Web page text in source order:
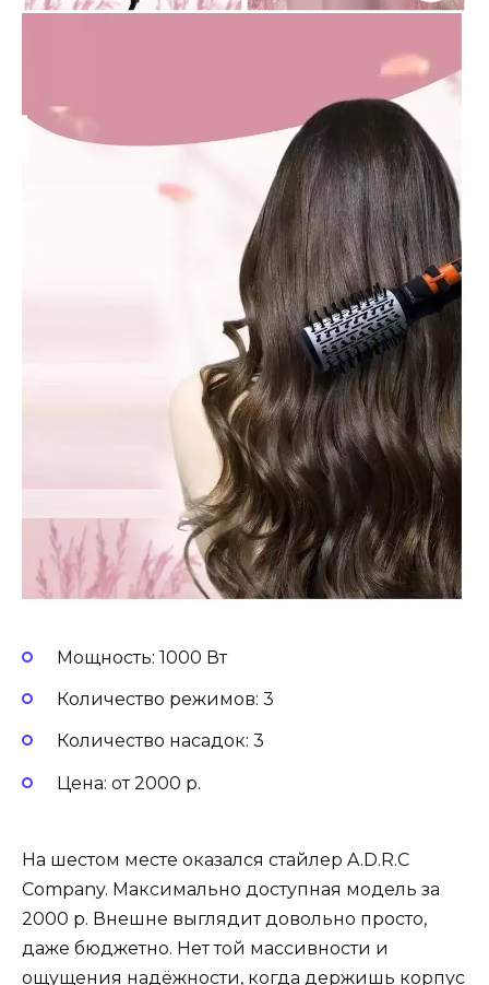
Мощность: 1000 Вт
Количество режимов: 3
Количество насадок: 3
Цена: от 2000 р.
На шестом месте оказался стайлер A.D.R.C
Company. Максимально доступная модель за
2000 р. Внешне выглядит довольно просто,
даже бюджетно. Нет той массивности и
ощущения надёжности, когда держишь корпус